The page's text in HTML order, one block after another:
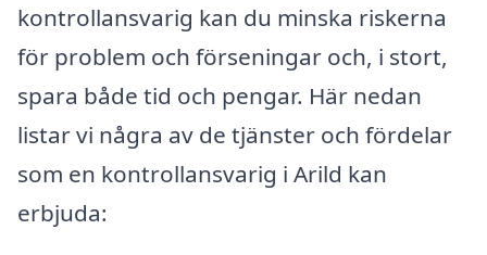
kontrollansvarig kan du minska riskerna
för problem och förseningar och, i stort,
spara både tid och pengar. Här nedan
listar vi några av de tjänster och fördelar
som en kontrollansvarig i Arild kan
erbjuda: